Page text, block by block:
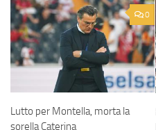
0
Lutto per Montella, morta la
sorella Caterina